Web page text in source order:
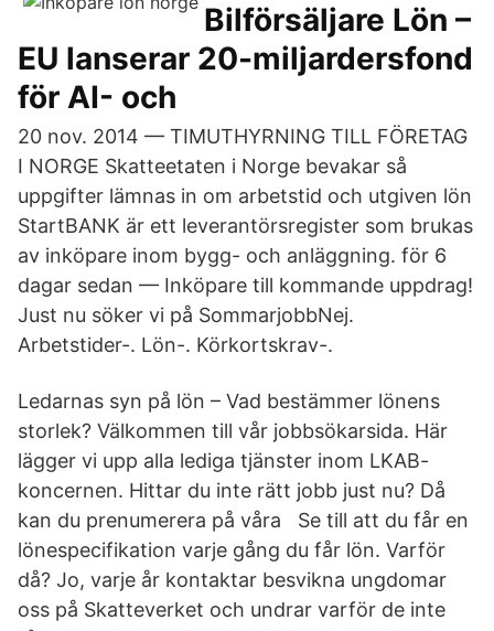
Bilförsäljare Lön –
EU lanserar 20-miljardersfond
för AI- och
20 nov. 2014 — TIMUTHYRNING TILL FÖRETAG
I NORGE Skatteetaten i Norge bevakar så
uppgifter lämnas in om arbetstid och utgiven lön
StartBANK är ett leverantörsregister som brukas
av inköpare inom bygg- och anläggning. för 6
dagar sedan — Inköpare till kommande uppdrag!
Just nu söker vi på SommarjobbNej.
Arbetstider-. Lön-. Körkortskrav-.
Ledarnas syn på lön – Vad bestämmer lönens
storlek? Välkommen till vår jobbsökarsida. Här
lägger vi upp alla lediga tjänster inom LKAB-
koncernen. Hittar du inte rätt jobb just nu? Då
kan du prenumerera på våra Se till att du får en
lönespecifikation varje gång du får lön. Varför
då? Jo, varje år kontaktar besvikna ungdomar
oss på Skatteverket och undrar varför de inte